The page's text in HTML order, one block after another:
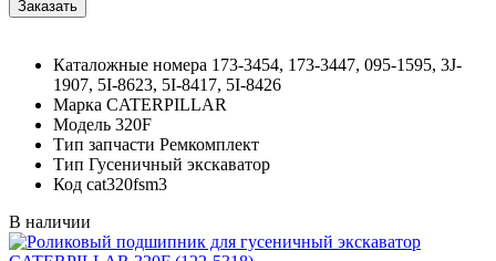
Каталожные номера 173-3454, 173-3447, 095-1595, 3J-
1907, 5I-8623, 5I-8417, 5I-8426
Марка CATERPILLAR
Модель 320F
Тип запчасти Ремкомплект
Тип Гусеничный экскаватор
Код cat320fsm3
В наличии